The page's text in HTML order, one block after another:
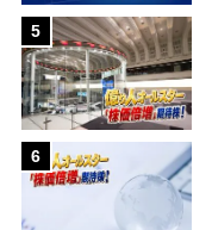
5
6